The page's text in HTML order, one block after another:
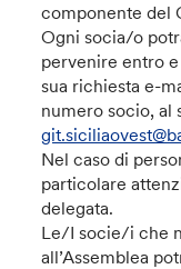
componente del
Ogni socia/o
pervenire entro
sua richiesta e-
numero socio, al
Nel caso di
particolare
delegata.
Le/I socie/i che
all’Assemblea